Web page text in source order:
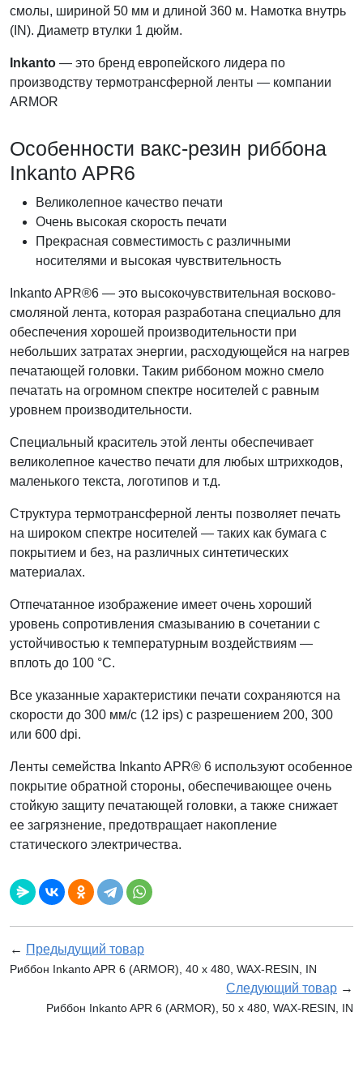
смолы, шириной 50 мм и длиной 360 м. Намотка внутрь
(IN). Диаметр втулки 1 дюйм.
Inkanto — это бренд европейского лидера по
производству термотрансферной ленты — компании
ARMOR
Особенности вакс-резин риббона
Inkanto APR6
Великолепное качество печати
Очень высокая скорость печати
Прекрасная совместимость с различными
носителями и высокая чувствительность
Inkanto APR®6 — это высокочувствительная восково-
смоляной лента, которая разработана специально для
обеспечения хорошей производительности при
небольших затратах энергии, расходующейся на нагрев
печатающей головки. Таким риббоном можно смело
печатать на огромном спектре носителей с равным
уровнем производительности.
Специальный краситель этой ленты обеспечивает
великолепное качество печати для любых штрихкодов,
маленького текста, логотипов и т.д.
Структура термотрансферной ленты позволяет печать
на широком спектре носителей — таких как бумага с
покрытием и без, на различных синтетических
материалах.
Отпечатанное изображение имеет очень хороший
уровень сопротивления смазыванию в сочетании с
устойчивостью к температурным воздействиям —
вплоть до 100 °C.
Все указанные характеристики печати сохраняются на
скорости до 300 мм/с (12 ips) с разрешением 200, 300
или 600 dpi.
Ленты семейства Inkanto APR® 6 используют особенное
покрытие обратной стороны, обеспечивающее очень
стойкую защиту печатающей головки, а также снижает
ее загрязнение, предотвращает накопление
статического электричества.
← Предыдущий товар
Риббон Inkanto APR 6 (ARMOR), 40 х 480, WAX-RESIN, IN
Следующий товар →
Риббон Inkanto APR 6 (ARMOR), 50 х 480, WAX-RESIN, IN